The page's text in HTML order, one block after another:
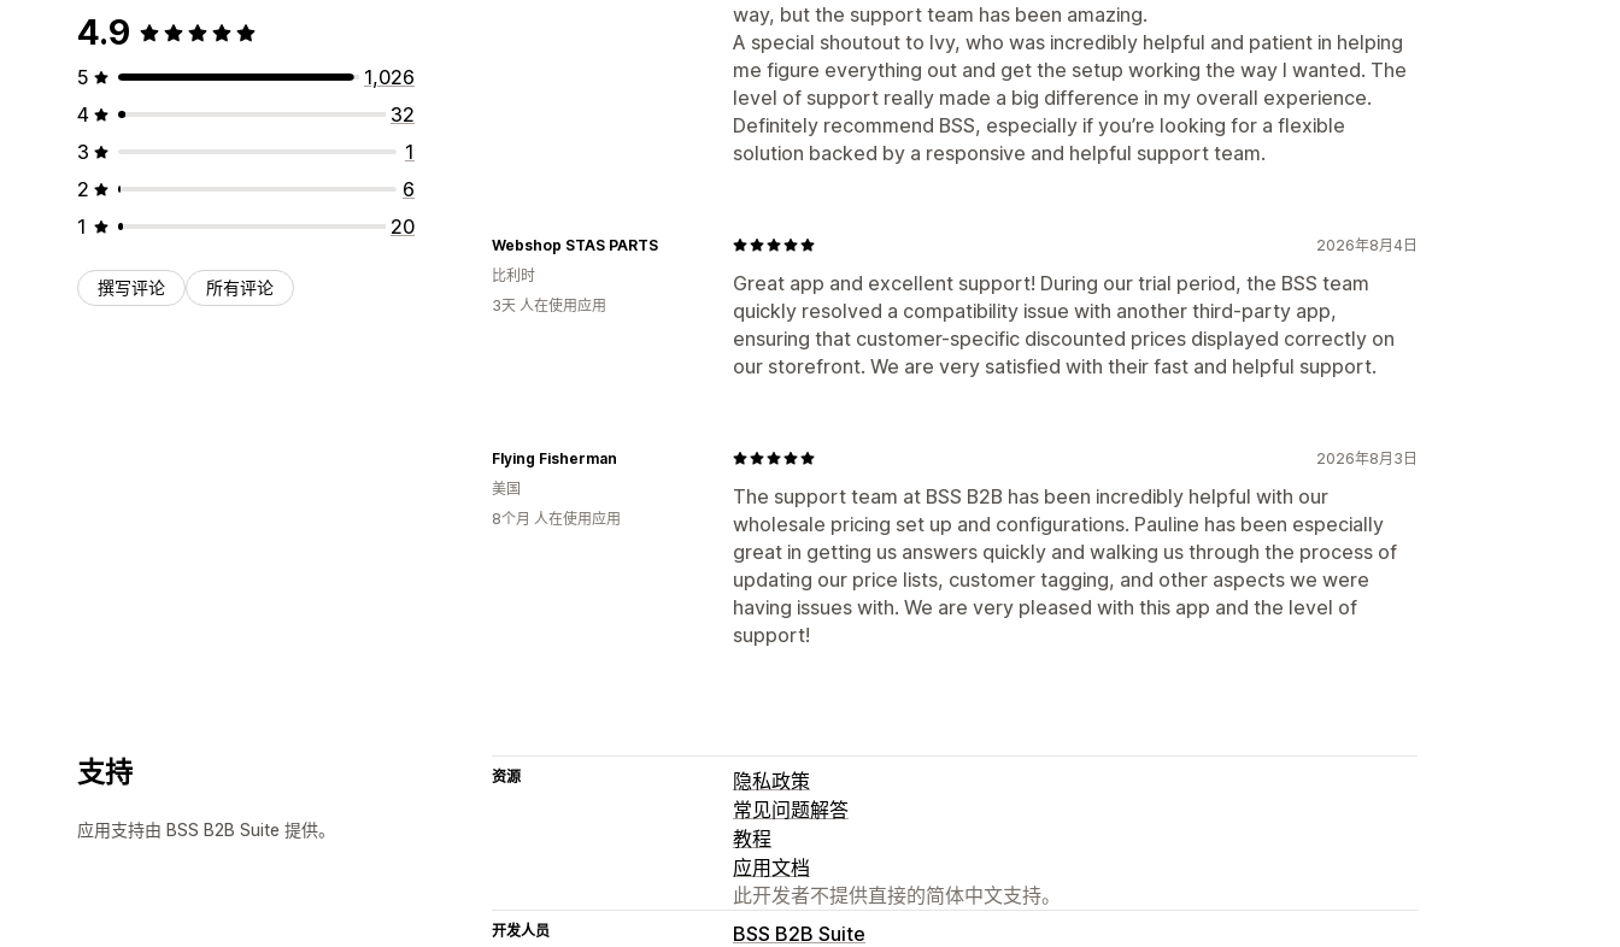
4.9
5
1,026
4
32
3
1
2
6
1
20
撰写评论 所有评论
way, but the support team has been amazing.
A special shoutout to Ivy, who was incredibly helpful and patient in helping
me figure everything out and get the setup working the way I wanted. The
level of support really made a big difference in my overall experience.
Definitely recommend BSS, especially if you’re looking for a flexible
solution backed by a responsive and helpful support team.
2026年8月4日
Great app and excellent support! During our trial period, the BSS team
quickly resolved a compatibility issue with another third-party app,
ensuring that customer-specific discounted prices displayed correctly on
our storefront. We are very satisfied with their fast and helpful support.
Webshop STAS PARTS
比利时
3天 人在使用应用
2026年8月3日
The support team at BSS B2B has been incredibly helpful with our
wholesale pricing set up and configurations. Pauline has been especially
great in getting us answers quickly and walking us through the process of
updating our price lists, customer tagging, and other aspects we were
having issues with. We are very pleased with this app and the level of
support!
Flying Fisherman
美国
8个月 人在使用应用
支持
应用支持由 BSS B2B Suite 提供。
资源
隐私政策
常见问题解答
教程
应用文档
此开发者不提供直接的简体中文支持。
开发人员
BSS B2B Suite